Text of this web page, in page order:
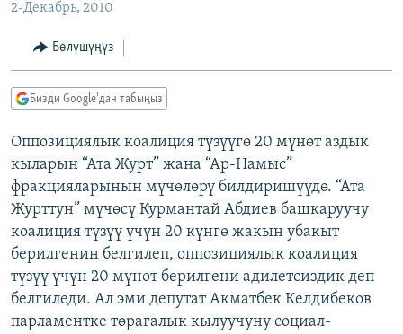
МАДАНИЯТ
ТВ ПРОГРАММАЛАР
БҮГҮН АЗАТТЫКТА
ДАНИСТЕ
АЗАТТЫК+
ЫҢГАЙСЫЗ СУРООЛОР
ПОДКАСТ
ОНЛАЙН ШЕРИНЕ
ЭЕ/АРнун бардык сайттары
2-Декабрь, 2010
Бөлүшүңүз
Бизди Google'дан табыңыз
Оппозициялык коалиция түзүүгө 20 мүнөт аздык
кыларын “Ата Журт” жана “Ар-Намыс”
фракцияларынын мүчөлөрү билдиришүүдө. “Ата
Журттун” мүчөсү Курмантай Абдиев башкаруучу
коалиция түзүү үчүн 20 күнгө жакын убакыт
берилгенин белгилеп, оппозициялык коалиция
түзүү үчүн 20 мүнөт берилгени адилетсиздик деп
белгиледи. Ал эми депутат Акматбек Келдибеков
парламентке төрагалык кылуучуну социал-